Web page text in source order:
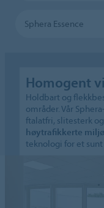
Sphera Essence
Homogent
Holdbart og
områder. Vår
ftalatfri, slitesterk
høytrafikkerte
teknologi for et